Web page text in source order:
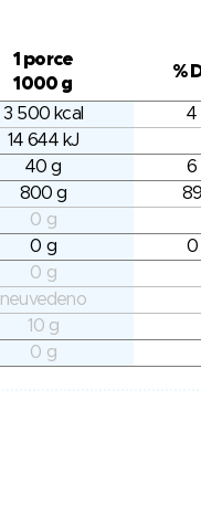
1 porce
1000 g
%
3 500 kcal
4
14 644 kJ
40 g
6
800 g
0 g
0 g
0
0 g
neuvedeno
10 g
0 g